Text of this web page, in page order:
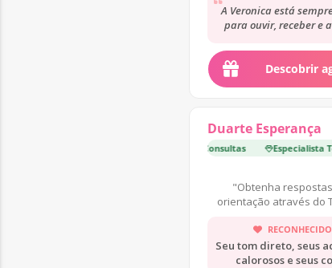
A Veronica está
para ouvir, receber e
Gosto das suas
sentir...
Descobrir
Duarte Esperança
11 000 Consultas Especialista Top ·
"Obtenha
orientação através do
Seu tom direto, seus
calorosos e seus